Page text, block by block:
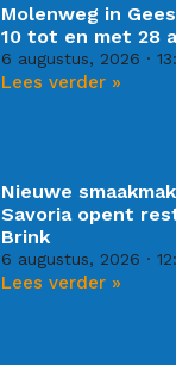
Molenweg in
10 tot en met 28
6 augustus, 2026
Lees verder »
Nieuwe
Savoria opent
Brink
6 augustus, 2026
Lees verder »